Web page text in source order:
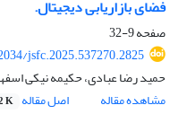
فضای بازاریابی دیجیتال.
صفحه9-32
jsfc.2025.537270.2825
حمید رضا عبادی، حکیمه نیکی
مشاهده مقاله
اصل مقاله K